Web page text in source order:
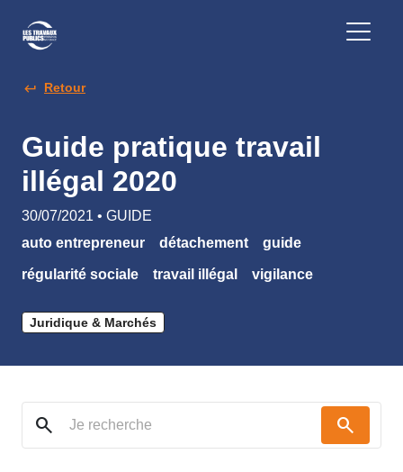
Retour
Guide pratique travail
illégal 2020
30/07/2021 • GUIDE
auto entrepreneur
détachement guide
régularité sociale travail illégal vigilance
Juridique & Marchés
search search